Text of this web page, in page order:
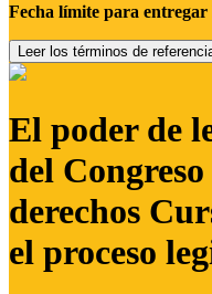
Fecha límite para entregar
Leer los términos de
El poder de
del
derechos
el proceso